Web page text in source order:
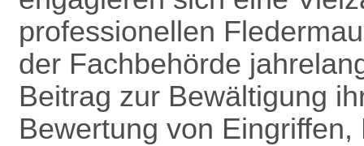
professionellen
der Fachbehörde
Beitrag zur Bewältigung
Bewertung von